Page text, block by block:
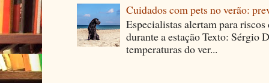
Cuidados com pets no verão:
Especialistas alertam para
durante a estação Texto: Sérgio
temperaturas do ver...